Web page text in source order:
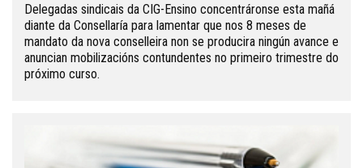
Delegadas sindicais da CIG-Ensino concentráronse esta mañá
diante da Consellaría para lamentar que nos 8 meses de
mandato da nova conselleira non se producira ningún avance e
anuncian mobilizacións contundentes no primeiro trimestre do
próximo curso.